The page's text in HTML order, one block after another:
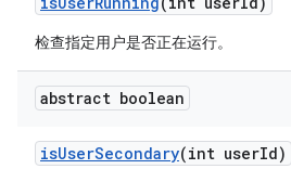
检查指定用户是否正在运行。
abstract boolean
isUserSecondary(int userId)